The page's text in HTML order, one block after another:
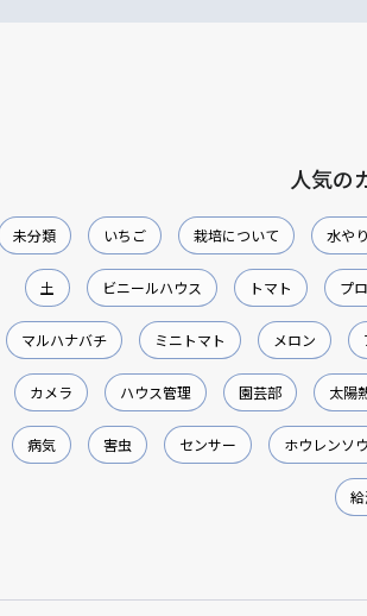
人気の
未分類 いちご 栽培について 水やり
土 ビニールハウス トマト プ
マルハナバチ ミニトマト メロン
カメラ ハウス管理 園芸部 太陽
病気 害虫 センサー ホウレンソウ